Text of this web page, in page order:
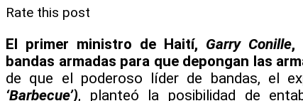
Rate this post
El primer ministro de Haití, Garry Conille,
bandas armadas para que depongan las
de que el poderoso líder de bandas, el
‘Barbecue’), planteó la posibilidad de